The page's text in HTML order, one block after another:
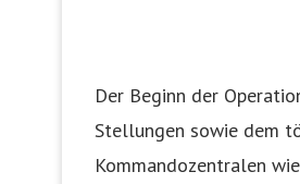
Der Beginn der
Stellungen sowie dem
Kommandozentralen